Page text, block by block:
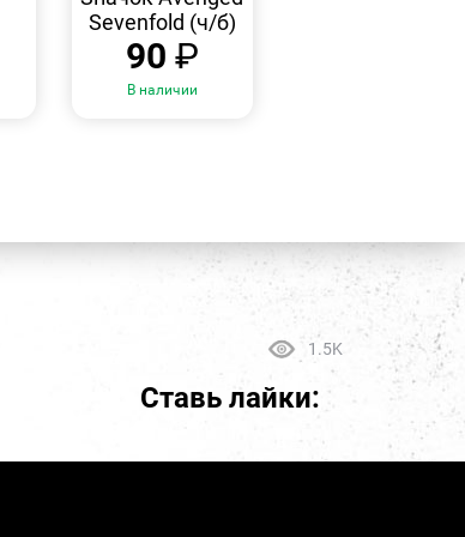
Sevenfold (ч/б)
90 ₽
В наличии
1.5K
Ставь лайки: